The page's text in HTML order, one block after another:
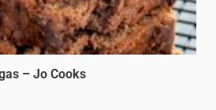
– Jo Cooks